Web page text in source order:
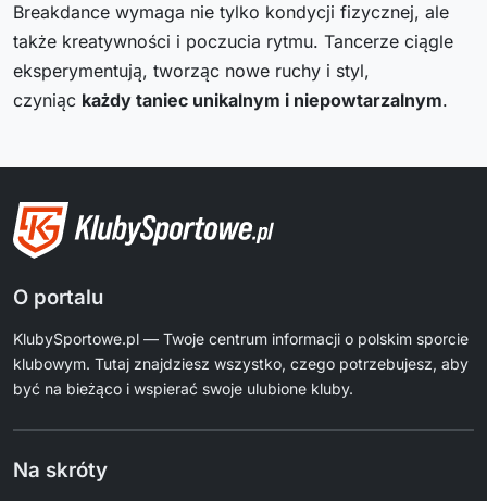
Breakdance wymaga nie tylko kondycji fizycznej, ale
także kreatywności i poczucia rytmu. Tancerze ciągle
eksperymentują, tworząc nowe ruchy i styl,
czyniąc każdy taniec unikalnym i niepowtarzalnym.
O portalu
KlubySportowe.pl — Twoje centrum informacji o polskim sporcie
klubowym. Tutaj znajdziesz wszystko, czego potrzebujesz, aby
być na bieżąco i wspierać swoje ulubione kluby.
Na skróty